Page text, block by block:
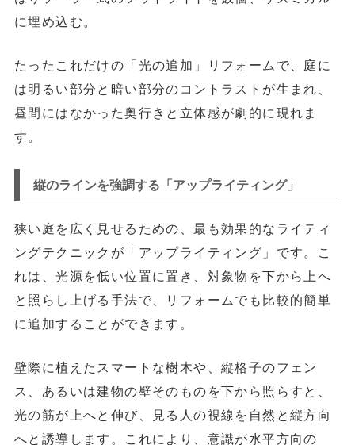
に埋め込む。
たったこれだけの「光の追加」リフォーム で、庭に
は明るい部分と暗い部分のコントラストが生まれ、
昼間にはなかった奥行きと立体感が劇的に現れま
す。
縦のラインを強調する「アップライティング」
狭い庭を広く見せるための、最も効果的なライティ
ングテクニックが「アップライティング」です。こ
れは、光源を低い位置に置き、対象物を下から上へ
と照らし上げる手法で、リフォームでも比較的簡単
に追加することができます。
壁際に植えたスマートな樹木や、縦格子のフェン
ス、あるいは建物の壁そのものを下から照らすと、
光の筋が上へと伸び、見る人の視線を自然と縦方向
へと誘導します。これにより、意識が水平方向の